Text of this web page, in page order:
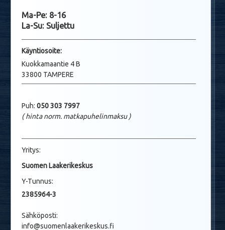
Ma-Pe: 8-16
La-Su: Suljettu
Käyntiosoite:
Kuokkamaantie 4 B
33800 TAMPERE
Puh: 050 303 7997
( hinta norm. matkapuhelinmaksu)
Yritys:
Suomen Laakerikeskus
Y-Tunnus:
2385964-3
Sähköposti:
info@suomenlaakerikeskus.fi